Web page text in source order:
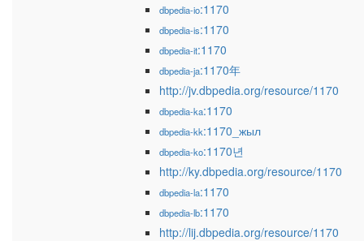
dbpedia-io:1170
dbpedia-is:1170
dbpedia-it:1170
dbpedia-ja:1170年
http://jv.dbpedia.org/resource/1170
dbpedia-ka:1170
dbpedia-kk:1170_жыл
dbpedia-ko:1170년
http://ky.dbpedia.org/resource/1170
dbpedia-la:1170
dbpedia-lb:1170
http://lij.dbpedia.org/resource/1170